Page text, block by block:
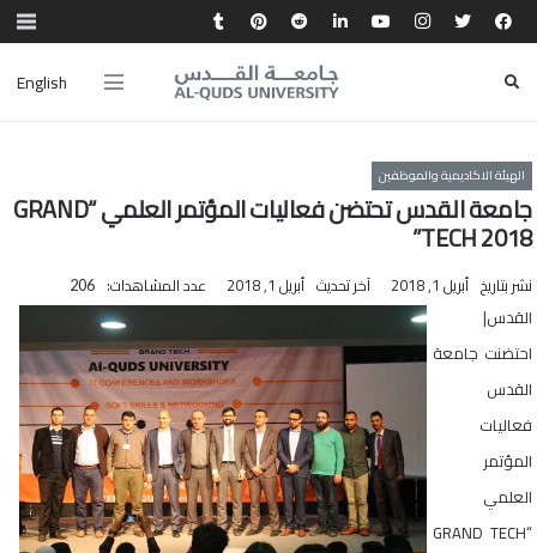
English
الهيئة الاكاديمية والموظفين
جامعة القدس تحتضن فعاليات المؤتمر العلمي “GRAND
TECH 2018”
نشر بتاريخ أبريل 1, 2018 آخر تحديث أبريل 1, 2018 عدد المشاهدات: 206
القدس|
احتضنت جامعة
القدس
فعاليات
المؤتمر
العلمي
“GRAND TECH